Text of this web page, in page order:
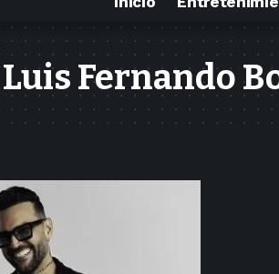
Luis Fernando